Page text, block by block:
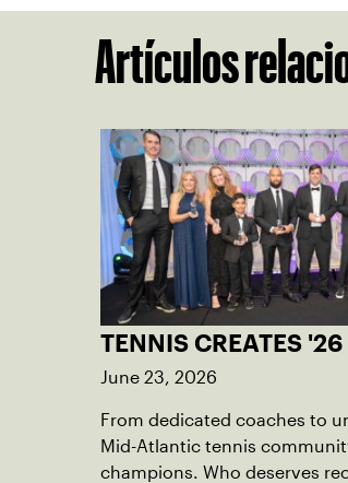
Artículos
TENNIS CREATES '26
June 23, 2026
From dedicated coaches to
Mid-Atlantic tennis
champions. Who deserves